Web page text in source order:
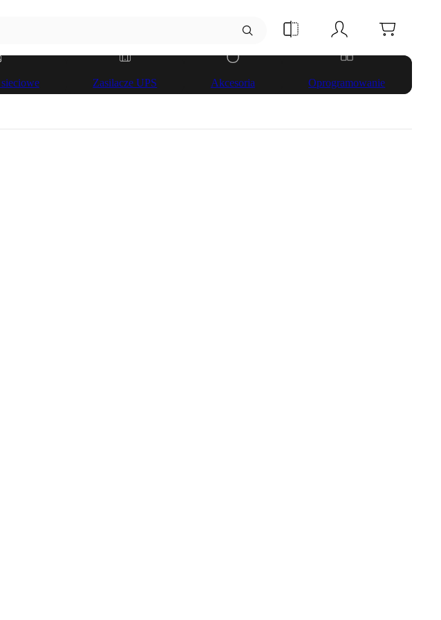
Zasilacze UPS Akcesoria Oprogramowanie